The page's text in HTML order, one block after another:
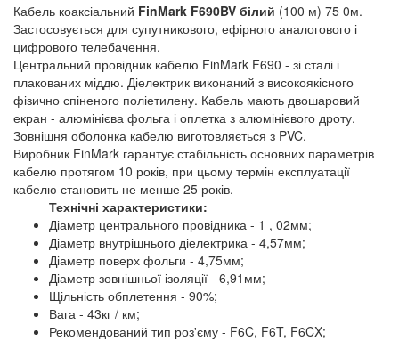
Кабель коаксіальний FinMark F690BV білий (100 м) 75 0м.
Застосовується для супутникового, ефірного аналогового і
цифрового телебачення.
Центральний провідник кабелю FinMark F690 - зі сталі і
плакованих міддю. Діелектрик виконаний з високоякісного
фізично спіненого поліетилену. Кабель мають двошаровий
екран - алюмінієва фольга і оплетка з алюмінієвого дроту.
Зовнішня оболонка кабелю виготовляється з PVC.
Виробник FinMark гарантує стабільність основних параметрів
кабелю протягом 10 років, при цьому термін експлуатації
кабелю становить не менше 25 років.
Технічні характеристики:
Діаметр центрального провідника - 1 , 02мм;
Діаметр внутрішнього діелектрика - 4,57мм;
Діаметр поверх фольги - 4,75мм;
Діаметр зовнішньої ізоляції - 6,91мм;
Щільність обплетення - 90%;
Вага - 43кг / км;
Рекомендований тип роз'єму - F6C, F6T, F6CX;